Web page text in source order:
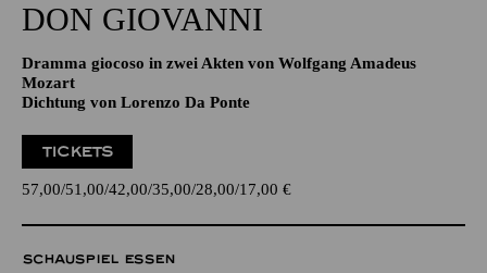
DON GIO­VANNI
Dramma giocoso in zwei Akten von Wolfgang Amadeus
Mozart
Dichtung von Lorenzo Da Ponte
TICKETS
57,00 51,00 42,00 35,00 28,00 17,00 €
SCHAUSPIEL ESSEN